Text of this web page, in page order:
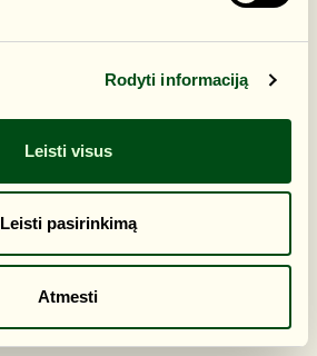
Rodyti informaciją
Leisti visus
Leisti pasirinkimą
Atmesti